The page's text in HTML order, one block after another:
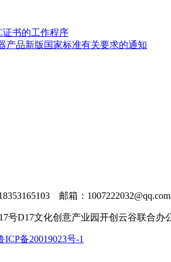
证书的工作程序
产品新版国家标准有关要求的通知
邮箱：1007222032@qq.com
号D17文化创意产业园开创云谷联合办
ICP备20019023号-1